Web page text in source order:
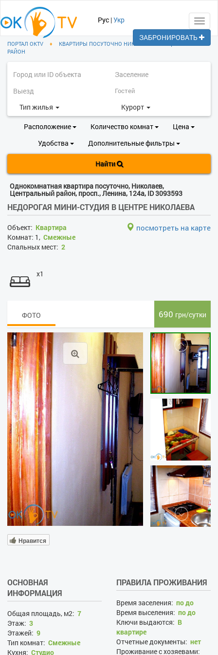
Рус |Укр
ПОРТАЛ OKTV ♦ КВАРТИРЫ ПОСУТОЧНО НИКОЛАЕВ
РАЙОН
Тип жилья Курорт
Расположение Количество комнат
Цена
Удобства
Дополнительные фильтры
Найти
Однокомнатная квартира посуточно, Николаев,
Центральный район, просп., Ленина, 124а, ID 3093593
НЕДОРОГАЯ МИНИ-СТУДИЯ В ЦЕНТРЕ НИКОЛАЕВА
Объект: Квартира
Комнат: 1, Смежные
Спальных мест: 2
посмотреть на карте
x1
ФОТО 690 грн/сутки
Нравится
ОСНОВНАЯ
ИНФОРМАЦИЯ
Общая площадь, м2: 7
Этаж: 3
Этажей: 9
Тип комнат: Смежные
Кухня: Студио
ПРАВИЛА ПРОЖИВАНИЯ
Время заселения: по до
Время выселения: по до
Ключи выдаются: В
квартире
Отчетные документы: нет
Проживание с хозяевами:
ЗАБРОНИРОВАТЬ